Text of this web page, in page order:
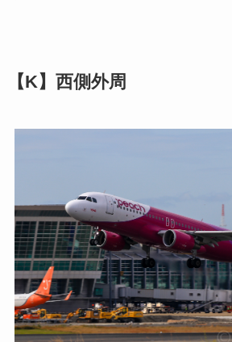
【K】西側外周